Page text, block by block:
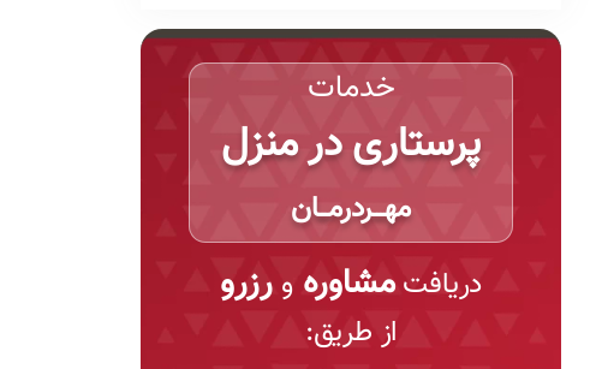
خدمات
پرستاری در منزل
مهـــردرمـــان
دریافتمشاورهو رزرو
از طریق: